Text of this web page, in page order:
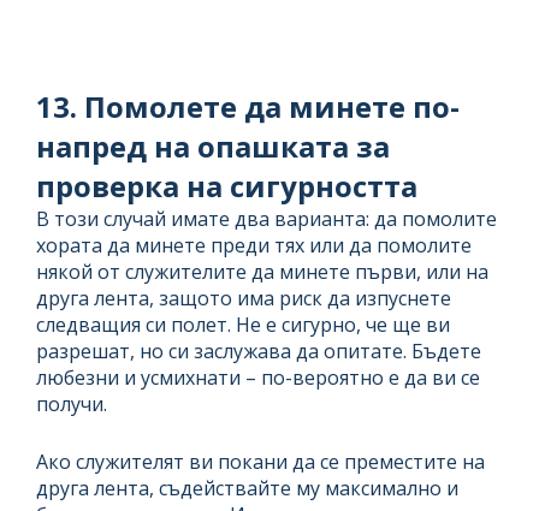
13. Помолете да минете по-
напред на опашката за
проверка на сигурността
В този случай имате два варианта: да помолите
хората да минете преди тях или да помолите
някой от служителите да минете първи, или на
друга лента, защото има риск да изпуснете
следващия си полет. Не е сигурно, че ще ви
разрешат, но си заслужава да опитате. Бъдете
любезни и усмихнати – по-вероятно е да ви се
получи.
Ако служителят ви покани да се преместите на
друга лента, съдействайте му максимално и